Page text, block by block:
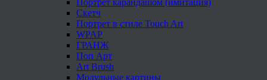
Скетч
Портрет в стиле Touch Art
WPAP
ГРАНЖ
Поп Арт
Art Brush
Модульные картины